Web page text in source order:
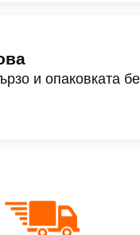
и опаковката